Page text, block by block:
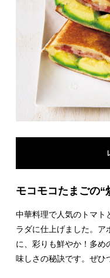
モコモコたまごの“
中華料理で人気のトマト
ラダに仕上げました。ア
に、彩りも鮮やか！多め
味しさの秘訣です。ぜひ